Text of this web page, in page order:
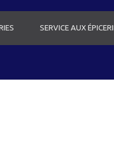
SERVICE AUX